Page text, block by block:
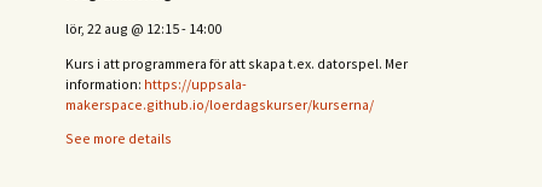
lör, 22 aug @ 12:15- 14:00
Kurs i att programmera för att skapa t.ex. datorspel. Mer
information: https://uppsala-
makerspace.github.io/loerdagskurser/kurserna/
See more details